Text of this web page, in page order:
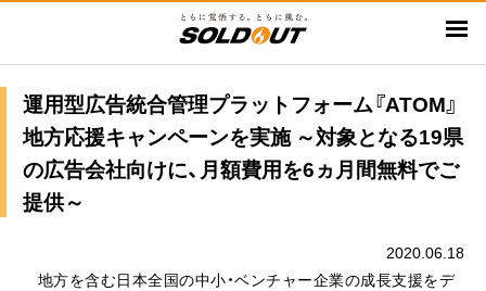
ン
運用型広告統合管理プラットフォーム『ATOM』
地方応援キャンペーンを実施 ～対象となる19県
の広告会社向けに、月額費用を6ヵ月間無料でご
提供～
2020.06.18
地方を含む日本全国の中小・ベンチャー企業の成長支援をデ